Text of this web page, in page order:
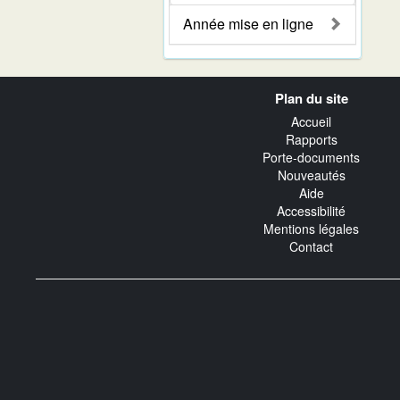
Année mise en ligne
Plan du site
Accueil
Rapports
Porte-documents
Nouveautés
Aide
Accessibilité
Mentions légales
Contact